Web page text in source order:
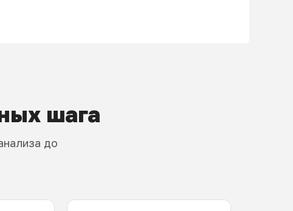
шага
до